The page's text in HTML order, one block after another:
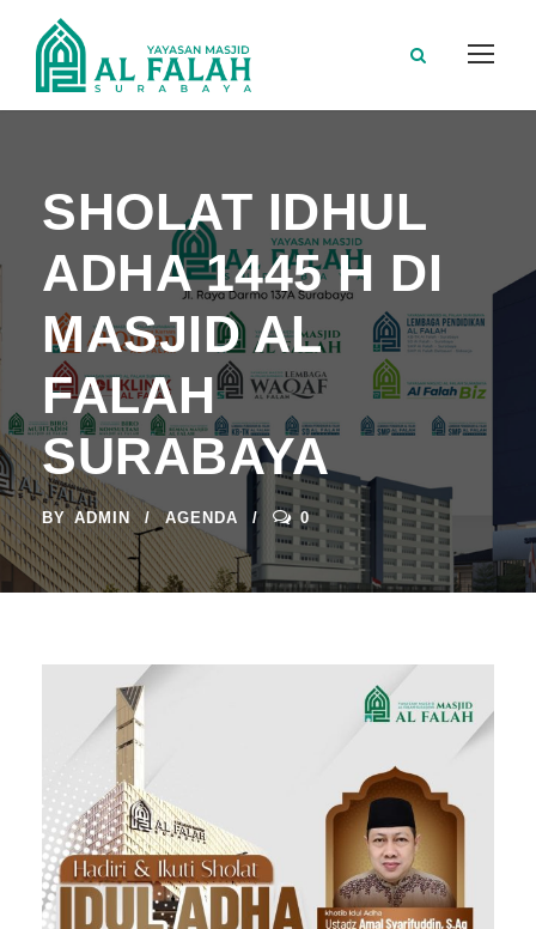
SHOLAT IDHUL
ADHA 1445 H DI
MASJID AL
FALAH
SURABAYA
BY ADMIN AGENDA 0